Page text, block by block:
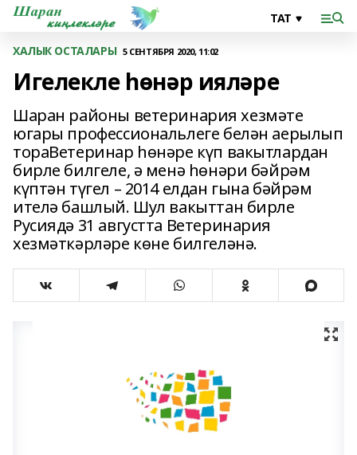
ХАЛЫК ОСТАЛАРЫ 5 СЕНТЯБРЯ 2020, 11:02
Игелекле һөнәр ияләре
Шаран районы ветеринария хезмәте
югары профессиональлеге белән аерылып
тораВетеринар һөнәре күп вакытлардан
бирле билгеле, ә менә һөнәри бәйрәм
күптән түгел – 2014 елдан гына бәйрәм
ителә башлый. Шул вакыттан бирле
Русиядә 31 августта Ветеринария
хезмәткәрләре көне билгеләнә.